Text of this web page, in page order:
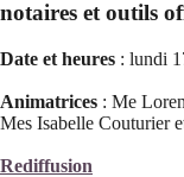
notaires et outils
Date et heures : lundi
Animatrices : Me
Mes Isabelle Couturier
Rediffusion